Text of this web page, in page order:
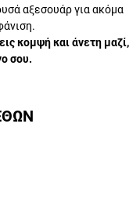
αξεσουάρ για ακόμα πιο
κομψή και άνετη
σου.